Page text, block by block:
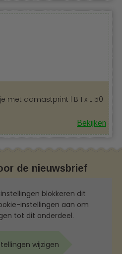
met damastprint | B 1 x L 50
Bekijken
de nieuwsbrief
blokkeren dit
instellingen aan om
tot dit onderdeel.
wijzigen